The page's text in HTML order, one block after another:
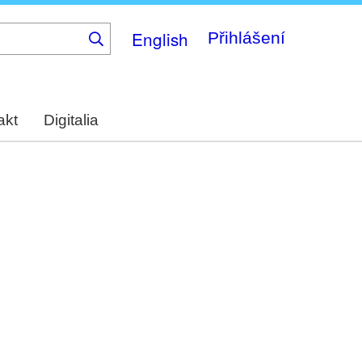
English Přihlášení
Digitalia